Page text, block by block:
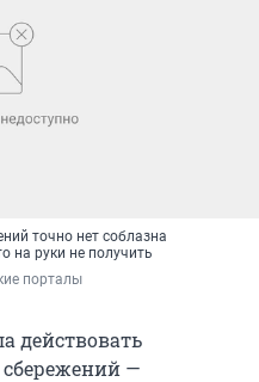
точно нет соблазна
на руки не получить
порталы
действовать
—